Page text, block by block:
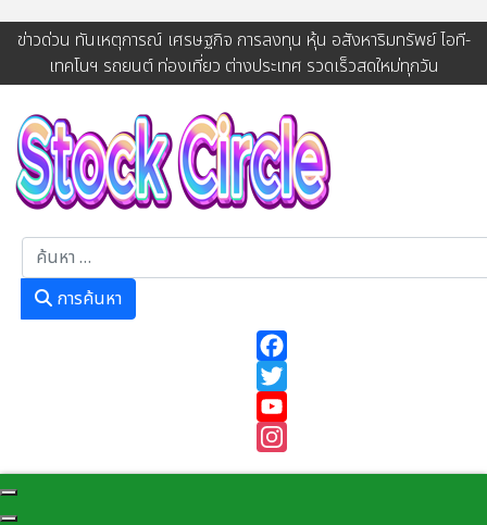
ข่าวด่วน ทันเหตุการณ์ เศรษฐกิจ การลงทุน หุ้น อสังหาริมทรัพย์ ไอที-
เทคโนฯ รถยนต์ ท่องเที่ยว ต่างประเทศ รวดเร็วสดใหม่ทุกวัน
การค้นหา
Instagram